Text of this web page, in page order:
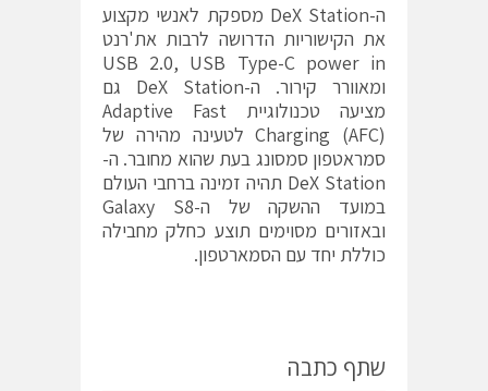
ה-DeX Station מספקת לאנשי מקצוע
את הקישוריות הדרושה לרבות את'רנט
USB 2.0, USB Type-C power in
ומאוורר קירור. ה-DeX Station גם
מציעה טכנולוגיית Adaptive Fast
Charging (AFC) לטעינה מהירה של
סמראטפון סמסונג בעת שהוא מחובר. ה-
DeX Station תהיה זמינה ברחבי העולם
במועד ההשקה של ה-Galaxy S8
ובאזורים מסוימים תוצע כחלק מחבילה
כוללת יחד עם הסמארטפון.
שתף כתבה